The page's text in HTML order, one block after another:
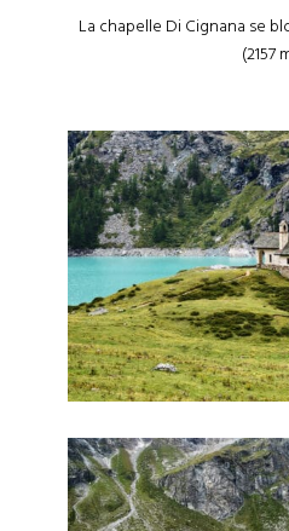
La chapelle Di Cignana se
(2157